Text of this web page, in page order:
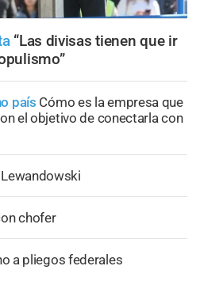
“Las divisas tienen que ir
país Cómo es la empresa que
el objetivo de conectarla con
chofer
a pliegos federales